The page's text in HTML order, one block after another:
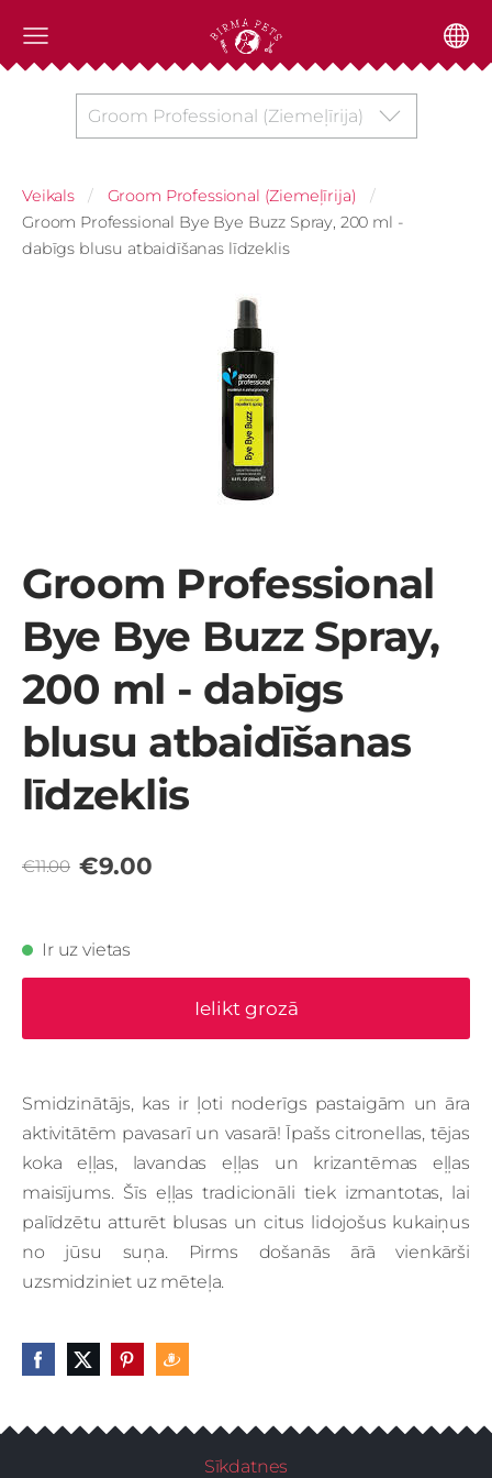
Groom Professional (Ziemeļīrija)
Veikals
Groom Professional (Ziemeļīrija)
Groom Professional Bye Bye Buzz Spray, 200 ml -
dabīgs blusu atbaidīšanas līdzeklis
Groom Professional
Bye Bye Buzz Spray,
200 ml - dabīgs
blusu atbaidīšanas
līdzeklis
€11.00 €9.00
Ir uz vietas
Ielikt grozā
Smidzinātājs, kas ir ļoti noderīgs pastaigām un āra
aktivitātēm pavasarī un vasarā! Īpašs citronellas, tējas
koka eļļas, lavandas eļļas un krizantēmas eļļas
maisījums. Šīs eļļas tradicionāli tiek izmantotas, lai
palīdzētu atturēt blusas un citus lidojošus kukaiņus
no jūsu suņa.
Pirms došanās ārā vienkārši
uzsmidziniet uz mēteļa.
Sīkdatnes